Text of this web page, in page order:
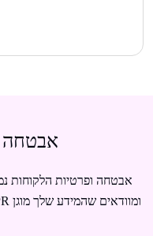
אבטחה
אבטחה ופרטיות הלקוחות